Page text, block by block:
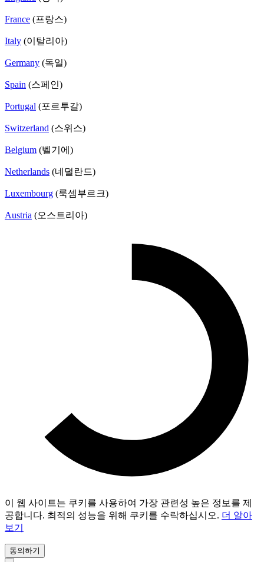
France (프랑스)
Italy (이탈리아)
Germany (독일)
Spain (스페인)
Portugal (포르투갈)
Switzerland (스위스)
Belgium (벨기에)
Netherlands (네덜란드)
Luxembourg (룩셈부르크)
Austria (오스트리아)
이 웹 사이트는 쿠키를 사용하여 가장 관련성 높은 정보를 제
공합니다. 최적의 성능을 위해 쿠키를 수락하십시오. 더 알아
보기
동의하기